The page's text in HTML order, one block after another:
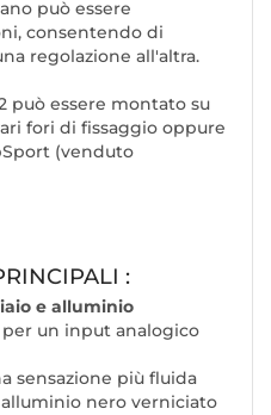
può essere
consentendo di
regolazione all'altra.
può essere montato su
fori di fissaggio oppure
(venduto
:
e alluminio
per un input analogico
sensazione più fluida
nero verniciato